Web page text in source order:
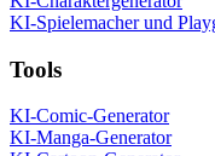
KI-Spielemacher und
Tools
KI-Comic-Generator
KI-Manga-Generator